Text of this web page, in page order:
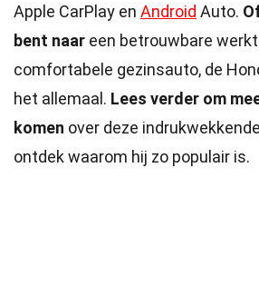
Apple CarPlay en Android Auto.
bent naar een betrouwbare
comfortabele gezinsauto, de
het allemaal. Lees verder om
komen over deze
ontdek waarom hij zo populair is.